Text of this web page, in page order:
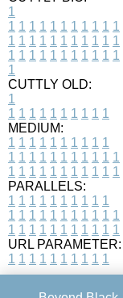
1
1 1 1 1 1 1 1 1 1 1 1
1 1 1 1 1 1 1 1 1 1 1
1 1 1 1 1 1 1 1 1 1 1
1
CUTTLY OLD:
1
1 1 1 1 1 1 1 1 1 1
MEDIUM:
1 1 1 1 1 1 1 1 1 1
1 1 1 1 1 1 1 1 1 1 1
1 1 1 1 1 1 1 1 1 1 1
PARALLELS:
1 1 1 1 1 1 1 1 1 1
1 1 1 1 1 1 1 1 1 1 1
1 1 1 1 1 1 1 1 1 1 1
URL PARAMETER:
1 1 1 1 1 1 1 1 1 1